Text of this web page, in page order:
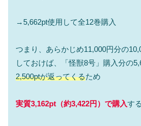
→5,662pt使用して全12巻購入
つまり、あらかじめ11,000円分の
しておけば、「怪獣8号」購入分の
2,500ptが返ってくるため
実質3,162pt（約3,422円）で購入す